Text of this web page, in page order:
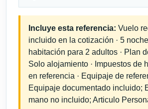
Incluye esta referencia: Vuelo
incluido en la cotización · 5
habitación para 2 adultos · Plan
Solo alojamiento · Impuestos de
en referencia · Equipaje de
Equipaje documentado incluido;
mano no incluido; Articulo